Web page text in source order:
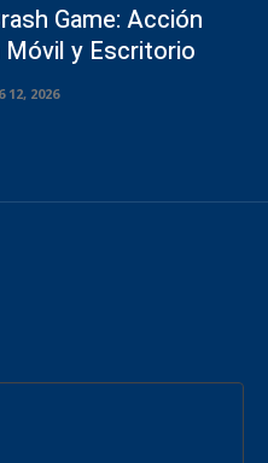
Game: Acción
Móvil y Escritorio
12, 2026